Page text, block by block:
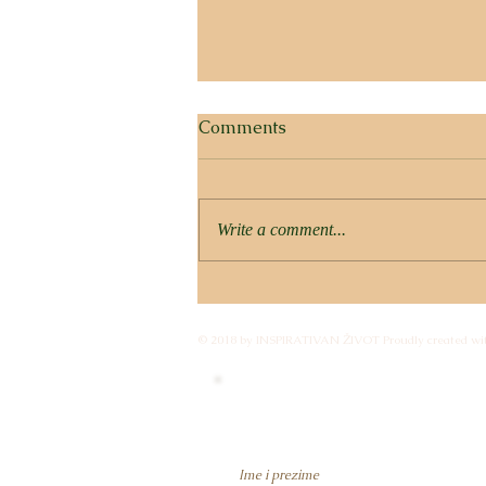
LJETNE PROMJENE U
Comments
Write a comment...
© 2018 by INSPIRATIVAN ŽIVOT Proudly created
Ime i prezime